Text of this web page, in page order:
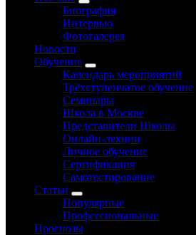
Биография
Интервью
Фотогалерея
Новости
Обучение
Календарь мероприятий
Трёхступенчатое обучение
Семинары
Школа в Москве
Представители Школы
Онлайн-лекции
Личное обучение
Сертификация
Самотестирование
Статьи
Популярные
Профессиональные
Прогнозы